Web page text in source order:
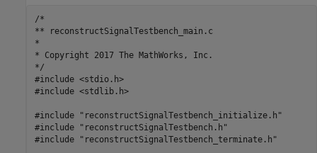
/*
** reconstructSignalTestbench_main.c
*
* Copyright 2017 The MathWorks, Inc.
*/
#include <stdio.h>
#include <stdlib.h>
#include "reconstructSignalTestbench_initialize.h"
#include "reconstructSignalTestbench.h"
#include "reconstructSignalTestbench_terminate.h"